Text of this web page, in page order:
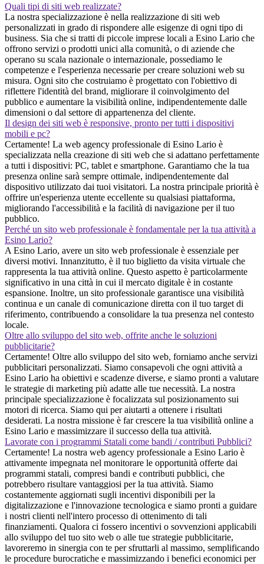
Quali tipi di siti web realizzate?
La nostra specializzazione è nella realizzazione di siti web
personalizzati in grado di rispondere alle esigenze di ogni tipo di
business. Sia che si tratti di piccole imprese locali a Esino Lario che
offrono servizi o prodotti unici alla comunità, o di aziende che
operano su scala nazionale o internazionale, possediamo le
competenze e l'esperienza necessarie per creare soluzioni web su
misura. Ogni sito che costruiamo è progettato con l'obiettivo di
riflettere l'identità del brand, migliorare il coinvolgimento del
pubblico e aumentare la visibilità online, indipendentemente dalle
dimensioni o dal settore di appartenenza del cliente.
Il design dei siti web è responsive, pronto per tutti i dispositivi
mobili e pc?
Certamente! La web agency professionale di Esino Lario è
specializzata nella creazione di siti web che si adattano perfettamente
a tutti i dispositivi: PC, tablet e smartphone. Garantiamo che la tua
presenza online sarà sempre ottimale, indipendentemente dal
dispositivo utilizzato dai tuoi visitatori. La nostra principale priorità è
offrire un'esperienza utente eccellente su qualsiasi piattaforma,
migliorando l'accessibilità e la facilità di navigazione per il tuo
pubblico.
Perché un sito web professionale è fondamentale per la tua attività a
Esino Lario?
A Esino Lario, avere un sito web professionale è essenziale per
diversi motivi. Innanzitutto, è il tuo biglietto da visita virtuale che
rappresenta la tua attività online. Questo aspetto è particolarmente
significativo in una città in cui il mercato digitale è in costante
espansione. Inoltre, un sito professionale garantisce una visibilità
continua e un canale di comunicazione diretta con il tuo target di
riferimento, contribuendo a consolidare la tua presenza nel contesto
locale.
Oltre allo sviluppo del sito web, offrite anche le soluzioni
pubblicitarie?
Certamente! Oltre allo sviluppo del sito web, forniamo anche servizi
pubblicitari personalizzati. Siamo consapevoli che ogni attività a
Esino Lario ha obiettivi e scadenze diverse, e siamo pronti a valutare
le strategie di marketing più adatte alle tue necessità. La nostra
principale specializzazione è focalizzata sul posizionamento sui
motori di ricerca. Siamo qui per aiutarti a ottenere i risultati
desiderati. La nostra missione è far crescere la tua visibilità online a
Esino Lario e massimizzare il successo della tua attività.
Lavorate con i programmi Statali come bandi / contributi Pubblici?
Certamente! La nostra web agency professionale a Esino Lario è
attivamente impegnata nel monitorare le opportunità offerte dai
programmi statali, compresi bandi e contributi pubblici, che
potrebbero risultare vantaggiosi per la tua attività. Siamo
costantemente aggiornati sugli incentivi disponibili per la
digitalizzazione e l'innovazione tecnologica e siamo pronti a guidare
i nostri clienti nell'intero processo di ottenimento di tali
finanziamenti. Qualora ci fossero incentivi o sovvenzioni applicabili
allo sviluppo del tuo sito web o alle tue strategie pubblicitarie,
lavoreremo in sinergia con te per sfruttarli al massimo, semplificando
le procedure burocratiche e massimizzando i benefici economici per